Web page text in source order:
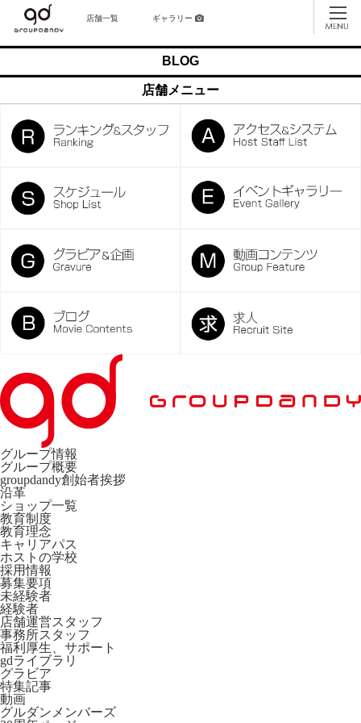
店舗一覧 ギャラリー
BLOG
店舗メニュー
グループ情報
グループ概要
groupdandy創始者挨拶
沿革
ショップ一覧
教育制度
教育理念
キャリアパス
ホストの学校
採用情報
募集要項
未経験者
経験者
店舗運営スタッフ
事務所スタッフ
福利厚生、サポート
gdライブラリ
グラビア
特集記事
動画
グルダンメンバーズ